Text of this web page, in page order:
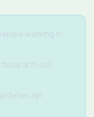
werking in
anti-roll
zijn